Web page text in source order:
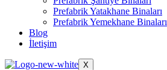
Prefabrik Yatakhane Binaları
Prefabrik Yemekhane Binaları
Blog
İletişim
X